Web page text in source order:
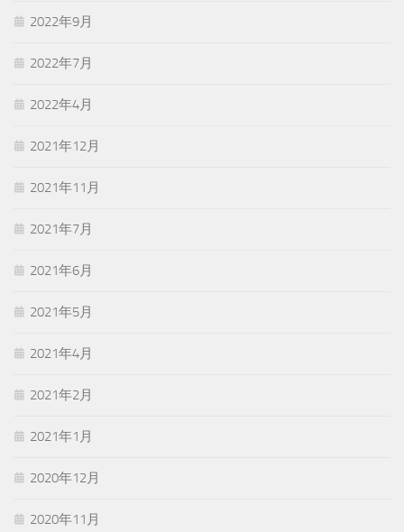
2022年9月
2022年7月
2022年4月
2021年12月
2021年11月
2021年7月
2021年6月
2021年5月
2021年4月
2021年2月
2021年1月
2020年12月
2020年11月